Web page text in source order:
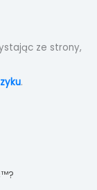
ze strony,
.